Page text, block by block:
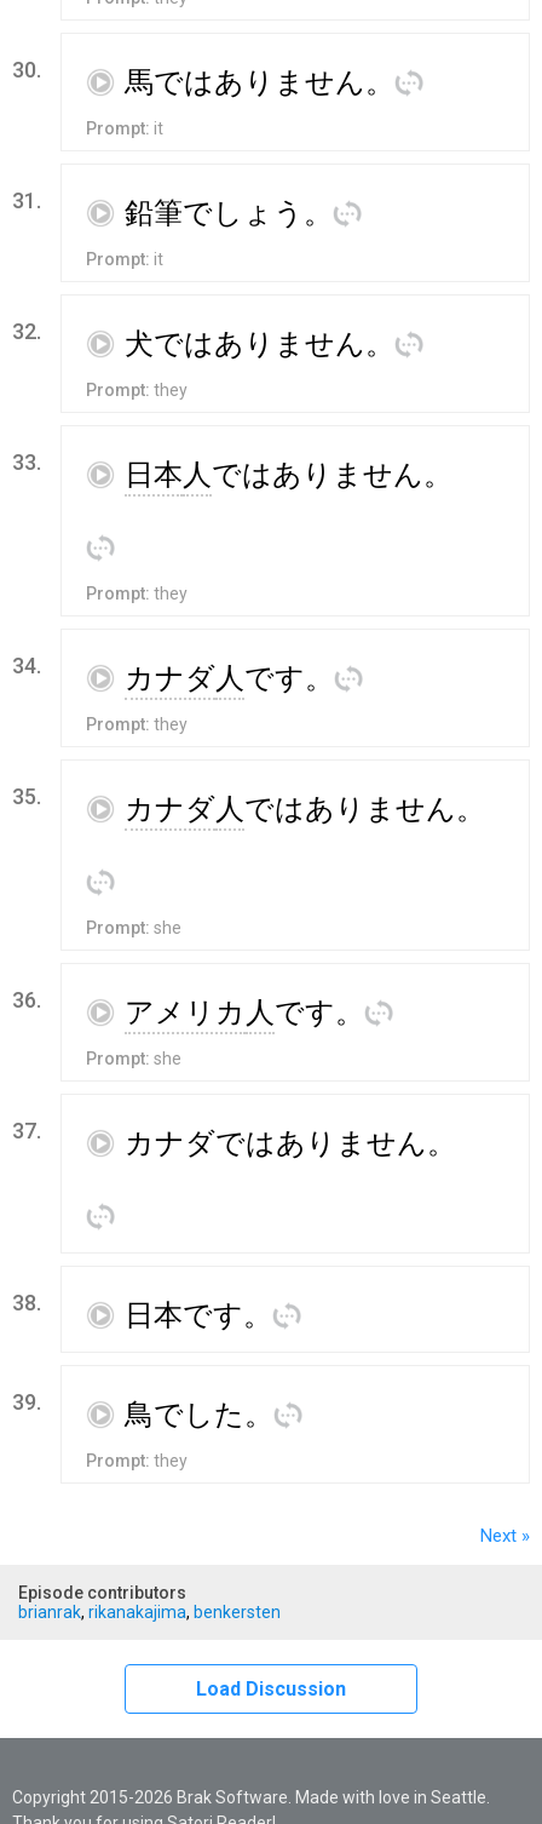
30. 再 馬ではありません。 訳
Prompt: it
31. 再 鉛筆でしょう 。 訳
Prompt: it
32. 再 犬ではありません。 訳
Prompt: they
33. 再 日本 人 ではありません。
訳
Prompt: they
34. 再 カナダ人 です。 訳
Prompt: they
35. 再 カナダ人 ではありません。
訳
Prompt: she
36. 再 アメリカ 人 です。 訳
Prompt: she
37. 再 カナダではありません。
訳
38. 再 日本です。 訳
39. 再 鳥でした 。 訳
Prompt: they
Next »
Episode contributors
brianrak, rikanakajima, benkersten
Load Discussion
Copyright 2015-2026 Brak Software. Made with love in Seattle.